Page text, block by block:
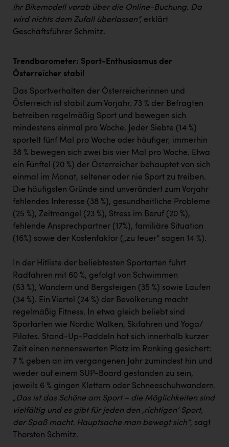
ihr Bikemodell vorab über die Online-Buchung. Da
wird nichts dem Zufall überlassen“, erklärt
Geschäftsführer Schmitz.
Trendbarometer: Sport-Enthusiasmus der
Österreicher stabil
Das Sportverhalten der Österreicherinnen und
Österreich ist stabil zum Vorjahr. 73 % der Befragten
betreiben regelmäßig Sport und bewegen sich
mindestens einmal pro Woche. Jeder Siebte (14 %)
sportelt fünf Mal pro Woche oder häufiger, immerhin
38 % bewegen sich zwei bis vier Mal pro Woche. Etwa
ein Fünftel (20 %) der Österreicher behauptet von sich
einmal im Monat, seltener oder nie Sport zu treiben.
Die häufigsten Gründe sind unverändert zum Vorjahr
fehlendes Interesse (38 %), gesundheitliche Probleme
(25 %), Zeitmangel (23 %), Stress im Beruf (20 %),
fehlende Ansprechpartner (17%), familiäre Situation
(16%) sowie der Kostenfaktor („zu teuer“ sagen 14 %).
In der Hitliste der beliebtesten Sportarten führt
Radfahren mit 60 %, gefolgt von Schwimmen
(53 %), Wandern und Bergsteigen (35 %) sowie Laufen
(34 %). Ein Viertel (24 %) der Bevölkerung macht
regelmäßig Fitness. In etwa gleich beliebt sind
Sportarten wie Nordic Walken, Skifahren und Yoga/
Pilates. Stand-Up-Paddeln hat sich innerhalb kurzer
Zeit einen nennenswerten Platz im Ranking gesichert:
7 % geben an im vergangenen Jahr zumindest hin und
wieder auf einem SUP-Board gestanden zu sein,
jeweils 6 % gingen Klettern oder Schneeschuhwandern.
„Das ist das Schöne am Sport – die Möglichkeiten sind
vielfältig und es gibt für jeden den ‚richtigen‘ Sport,
der Spaß macht. Hauptsache man bewegt sich“, sagt
Thorsten Schmitz.